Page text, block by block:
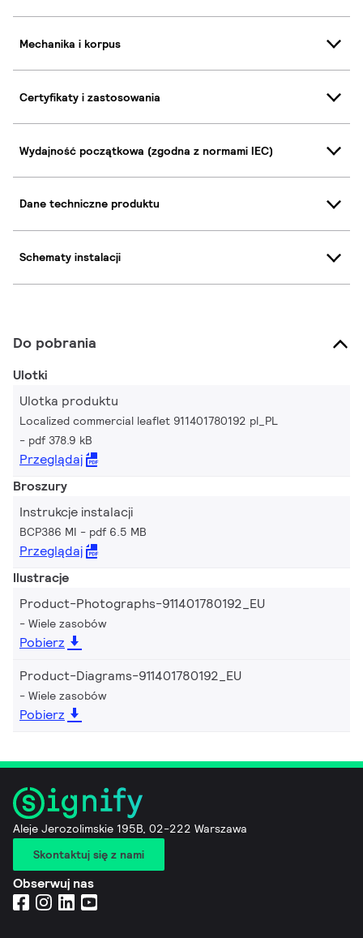
Mechanika i korpus
Certyfikaty i zastosowania
Wydajność początkowa (zgodna z normami IEC)
Dane techniczne produktu
Schematy instalacji
Do pobrania
Ulotki
Ulotka produktu
Localized commercial leaflet 911401780192 pl_PL
pdf 378.9 kB
Przeglądaj
Broszury
Instrukcje instalacji
BCP386 MI pdf 6.5 MB
Przeglądaj
Ilustracje
Product-Photographs-911401780192_EU
Wiele zasobów
Pobierz
Product-Diagrams-911401780192_EU
Wiele zasobów
Pobierz
Aleje Jerozolimskie 195B, 02-222 Warszawa
Skontaktuj się z nami
Obserwuj nas